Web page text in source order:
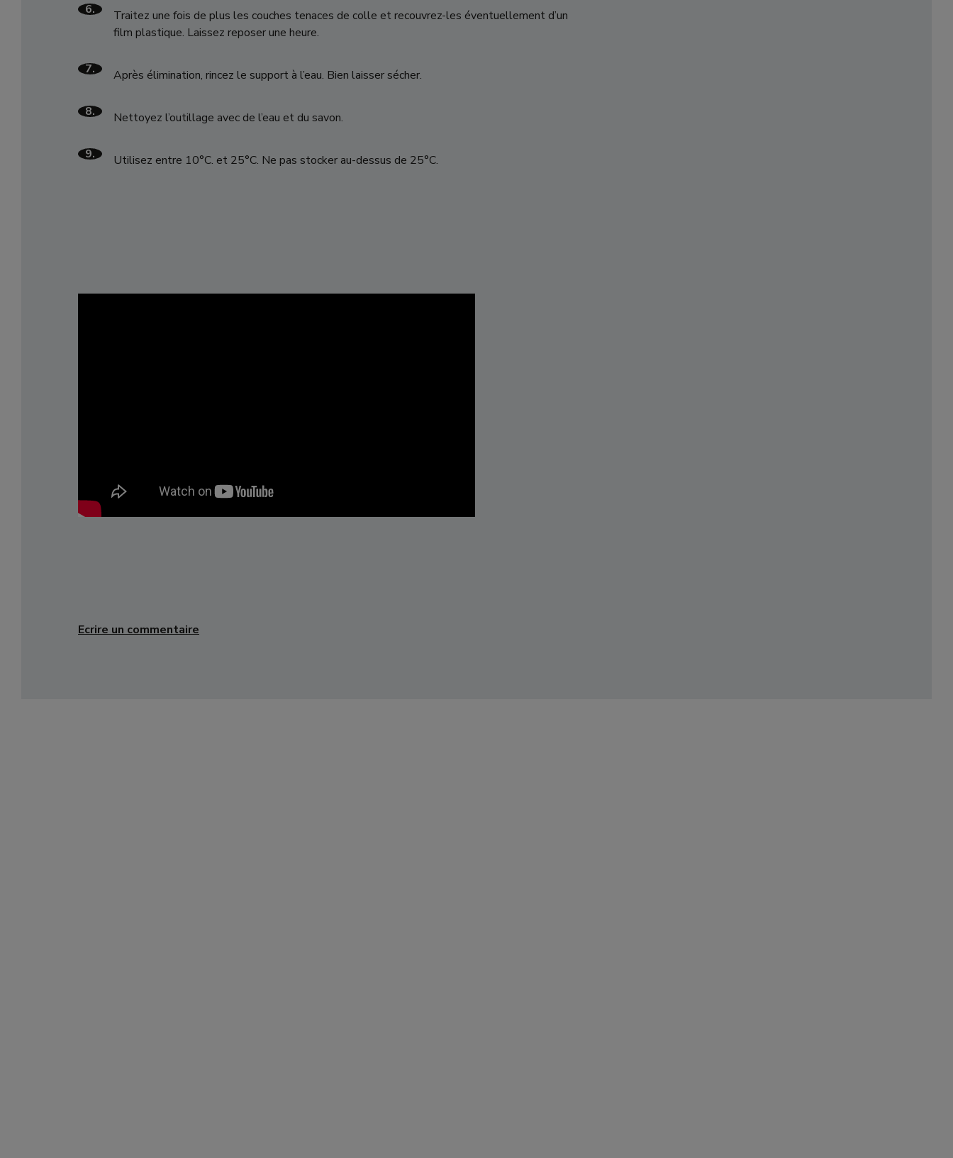
6.
Traitez une fois de plus les couches tenaces de colle et recouvrez-les éventuellement d’un
film plastique. Laissez reposer une heure.
7. Après élimination, rincez le support à l’eau. Bien laisser sécher.
8. Nettoyez l’outillage avec de l’eau et du savon.
9. Utilisez entre 10°C. et 25°C. Ne pas stocker au-dessus de 25°C.
Ecrire un commentaire